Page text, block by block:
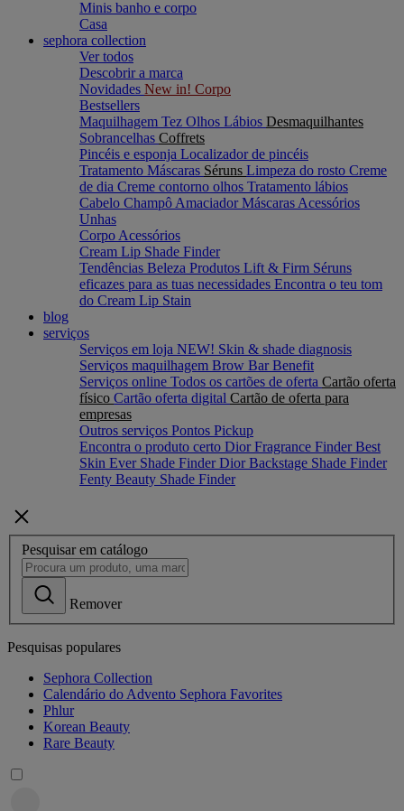
Minis banho e corpo
Casa
sephora collection
Ver todos
Descobrir a marca
Novidades New in! Corpo
Bestsellers
Maquilhagem Tez Olhos Lábios Desmaquilhantes
Sobrancelhas Coffrets
Pincéis e esponja Localizador de pincéis
Tratamento Máscaras Séruns Limpeza do rosto Creme
de dia Creme contorno olhos Tratamento lábios
Cabelo Champô AmaciadorMáscaras Acessórios
Unhas
Corpo Acessórios
Cream Lip Shade Finder
Tendências Beleza Produtos Lift & Firm Séruns
eficazes para as tuas necessidades Encontra o teu tom
do Cream Lip Stain
blog
serviços
Serviços em loja NEW! Skin & shade diagnosis
Serviços maquilhagem Brow Bar Benefit
Serviços online Todos os cartões de oferta Cartão oferta
físico Cartão oferta digital Cartão de oferta para
empresas
Outros serviços Pontos Pickup
Encontra o produto certo Dior Fragrance FinderBest
Skin Ever Shade FinderDior Backstage Shade Finder
Fenty Beauty Shade Finder
Pesquisar em catálogo
Remover
Pesquisas populares
Sephora Collection
Calendário do Advento Sephora Favorites
Phlur
Korean Beauty
Rare Beauty